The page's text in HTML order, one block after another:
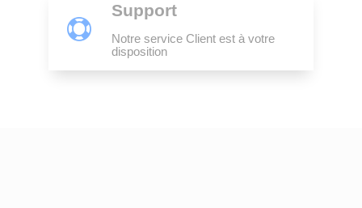

Support
Notre service Client est à votre
disposition